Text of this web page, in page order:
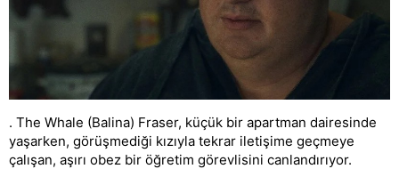
. The Whale (Balina) Fraser, küçük bir apartman dairesinde
yaşarken, görüşmediği kızıyla tekrar iletişime geçmeye
çalışan, aşırı obez bir öğretim görevlisini canlandırıyor.